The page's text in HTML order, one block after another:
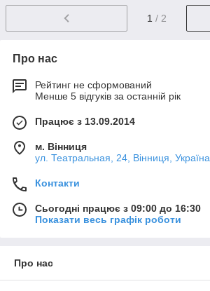
1 / 2
Про нас
Рейтинг не сформований
Менше 5 відгуків за останній рік
Працює з 13.09.2014
м. Вінниця
ул. Театральная, 24, Вінниця, Україна
Контакти
Сьогодні працює з 09:00 до 16:30
Показати весь графік роботи
Про нас